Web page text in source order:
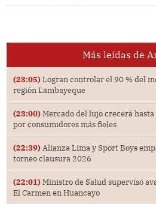
Más leídas de
(23:05) Logran controlar el 90 % del
región Lambayeque
(23:00) Mercado del lujo crecerá
por consumidores más fieles
(22:39) Alianza Lima y Sport Boys
torneo clausura 2026
(22:01) Ministro de Salud supervisó
El Carmen en Huancayo